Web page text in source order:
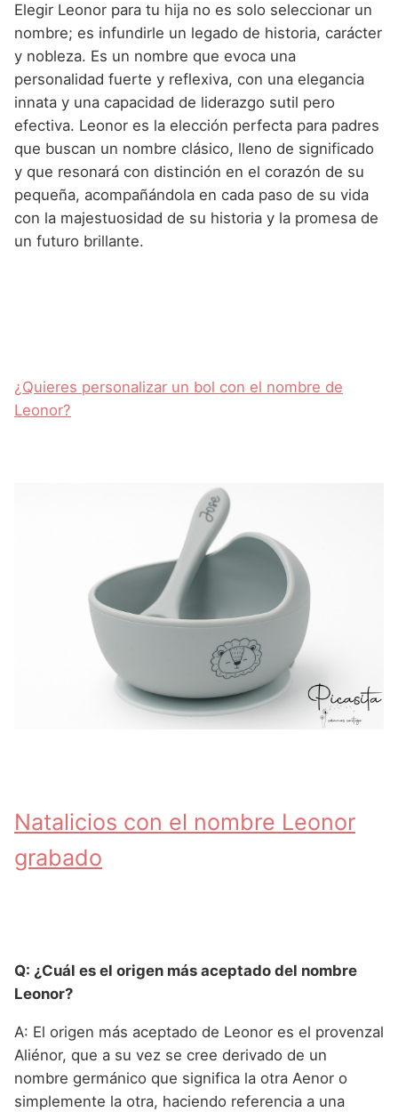
Elegir Leonor para tu hija no es solo seleccionar un
nombre; es infundirle un legado de historia, carácter
y nobleza. Es un nombre que evoca una
personalidad fuerte y reflexiva, con una elegancia
innata y una capacidad de liderazgo sutil pero
efectiva. Leonor es la elección perfecta para padres
que buscan un nombre clásico, lleno de significado
y que resonará con distinción en el corazón de su
pequeña, acompañándola en cada paso de su vida
con la majestuosidad de su historia y la promesa de
un futuro brillante.
¿Quieres personalizar un bol con el nombre de
Leonor?
Natalicios con el nombre Leonor
grabado
Q: ¿Cuál es el origen más aceptado del nombre
Leonor?
A: El origen más aceptado de Leonor es el provenzal
Aliénor, que a su vez se cree derivado de un
nombre germánico que significa la otra Aenor o
simplemente la otra, haciendo referencia a una